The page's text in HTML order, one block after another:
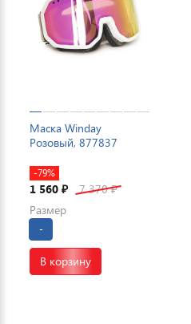
Маска Winday
Розовый, 877837
-79%
1 560 ₽ 7 370₽
Размер
-
В корзину